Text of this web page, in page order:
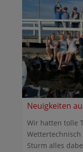
Neuigkeiten
Wir hatten tolle
Wettertechnisch
Sturm alles